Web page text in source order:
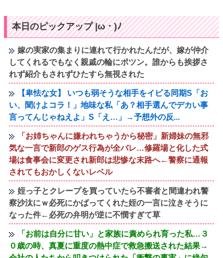
本日のピックアップ |ω・)ﾉ
嫁の実家の集まりに連れて行かれたんだが、嫁が仲介
してくれるでもなく親戚の輪にポツン。誰からも挨拶さ
れず紹介もされずひたすら無視された
【卑怯な女】 いつも弱そうな相手をイビる同期S「お
い、聞けよコラ！」地味な私「あ？相手選んでデカい事
言ってんじゃねえよ」S「え…」→予想外の反...
「お姉ちゃんに嫌われちゃうから秘密」新婦妹の無邪
気な一言で新郎のゲス行為が全バレ…修羅場と化した式
場は食事会に変更され新郎は悲惨な末路へ←警察に通報
されてもおかしくないレベル
姪っ子とクレープを買っていたら不審者と間違われ警
察沙汰にｗ必死にかばってくれた姪の一言に泣きそうに
なった件←必死の弁明が逆に不憫すぎて草
「お前は自分に甘い」と家族に責められ育った私…３
０歳の時、真夏に重度の熱中症で救急搬送された結果→